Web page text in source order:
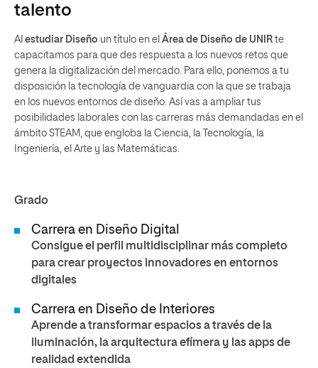
talento
Al estudiar Diseño un título en el Área de Diseño de UNIR te
capacitamos para que des respuesta a los nuevos retos que
genera la digitalización del mercado. Para ello, ponemos a tu
disposición la tecnología de vanguardia con la que se trabaja
en los nuevos entornos de diseño. Así vas a ampliar tus
posibilidades laborales con las carreras más demandadas en el
ámbito STEAM, que engloba la Ciencia, la Tecnología, la
Ingeniería, el Arte y las Matemáticas.
Grado
Carrera en Diseño Digital
Consigue el perfil multidisciplinar más completo
para crear proyectos innovadores en entornos
digitales
Carrera en Diseño de Interiores
Aprende a transformar espacios a través de la
iluminación, la arquitectura efímera y las apps de
realidad extendida